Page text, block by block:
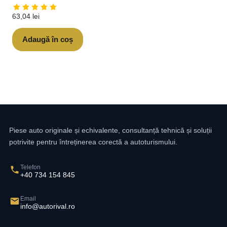
63,04 lei
Adaugă în coș
Piese auto originale și echivalente, consultanță tehnică și soluții
potrivite pentru întreținerea corectă a autoturismului.
Telefon
+40 734 154 845
Email
info@autorival.ro